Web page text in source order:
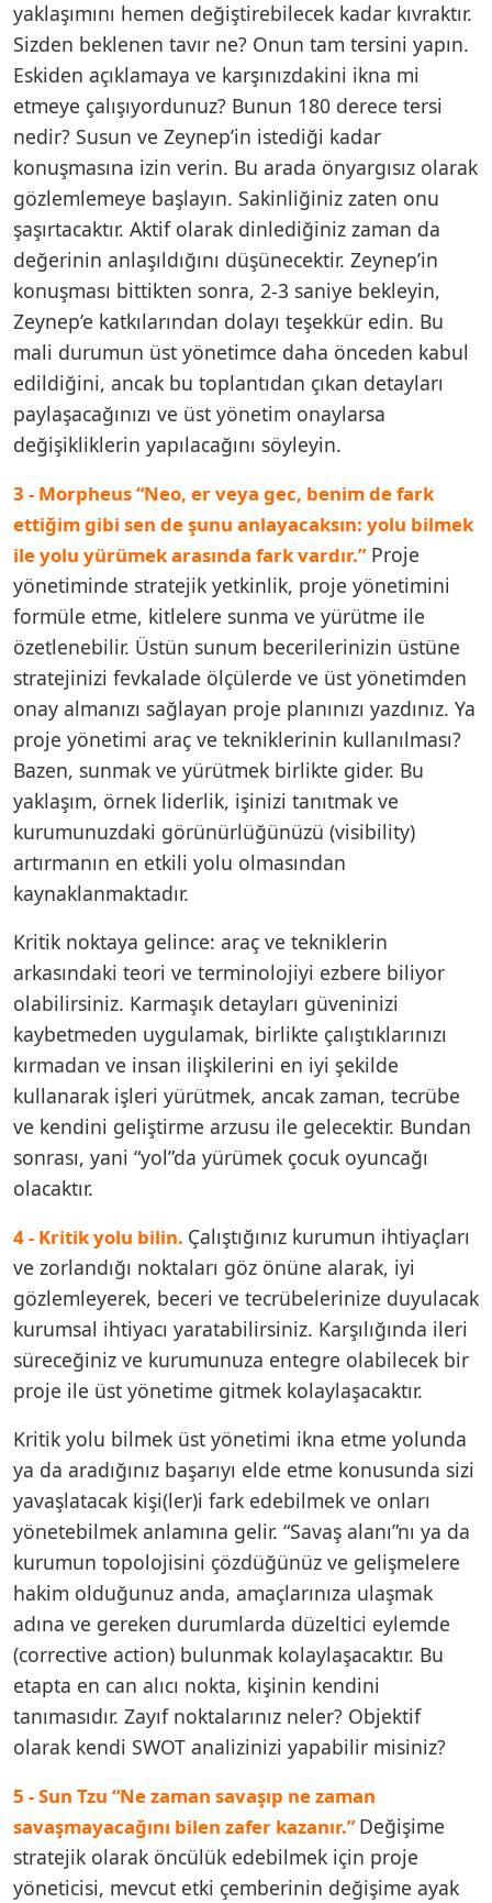
yaklaşımını hemen değiştirebilecek kadar kıvraktır.
Sizden beklenen tavır ne? Onun tam tersini yapın.
Eskiden açıklamaya ve karşınızdakini ikna mi
etmeye çalışıyordunuz? Bunun 180 derece tersi
nedir? Susun ve Zeynep’in istediği kadar
konuşmasına izin verin. Bu arada önyargısız olarak
gözlemlemeye başlayın. Sakinliğiniz zaten onu
şaşırtacaktır. Aktif olarak dinlediğiniz zaman da
değerinin anlaşıldığını düşünecektir. Zeynep’in
konuşması bittikten sonra, 2-3 saniye bekleyin,
Zeynep’e katkılarından dolayı teşekkür edin. Bu
mali durumun üst yönetimce daha önceden kabul
edildiğini, ancak bu toplantıdan çıkan detayları
paylaşacağınızı ve üst yönetim onaylarsa
değişikliklerin yapılacağını söyleyin.
3 - Morpheus “Neo, er veya gec, benim de fark
ettiğim gibi sen de şunu anlayacaksın: yolu bilmek
ile yolu yürümek arasında fark vardır.”Proje
yönetiminde stratejik yetkinlik, proje yönetimini
formüle etme, kitlelere sunma ve yürütme ile
özetlenebilir. Üstün sunum becerilerinizin üstüne
stratejinizi fevkalade ölçülerde ve üst yönetimden
onay almanızı sağlayan proje planınızı yazdınız. Ya
proje yönetimi araç ve tekniklerinin kullanılması?
Bazen, sunmak ve yürütmek birlikte gider. Bu
yaklaşım, örnek liderlik, işinizi tanıtmak ve
kurumunuzdaki görünürlüğünüzü (visibility)
artırmanın en etkili yolu olmasından
kaynaklanmaktadır.
Kritik noktaya gelince: araç ve tekniklerin
arkasındaki teori ve terminolojiyi ezbere biliyor
olabilirsiniz. Karmaşık detayları güveninizi
kaybetmeden uygulamak, birlikte çalıştıklarınızı
kırmadan ve insan ilişkilerini en iyi şekilde
kullanarak işleri yürütmek, ancak zaman, tecrübe
ve kendini geliştirme arzusu ile gelecektir. Bundan
sonrası, yani “yol”da yürümek çocuk oyuncağı
olacaktır.
4 - Kritik yolu bilin. Çalıştığınız kurumun ihtiyaçları
ve zorlandığı noktaları göz önüne alarak, iyi
gözlemleyerek, beceri ve tecrübelerinize duyulacak
kurumsal ihtiyacı yaratabilirsiniz. Karşılığında ileri
süreceğiniz ve kurumunuza entegre olabilecek bir
proje ile üst yönetime gitmek kolaylaşacaktır.
Kritik yolu bilmek üst yönetimi ikna etme yolunda
ya da aradığınız başarıyı elde etme konusunda sizi
yavaşlatacak kişi(ler)i fark edebilmek ve onları
yönetebilmek anlamına gelir. “Savaş alanı”nı ya da
kurumun topolojisini çözdüğünüz ve gelişmelere
hakim olduğunuz anda, amaçlarınıza ulaşmak
adına ve gereken durumlarda düzeltici eylemde
(corrective action) bulunmak kolaylaşacaktır. Bu
etapta en can alıcı nokta, kişinin kendini
tanımasıdır. Zayıf noktalarınız neler? Objektif
olarak kendi SWOT analizinizi yapabilir misiniz?
5 - Sun Tzu “Ne zaman savaşıp ne zaman
savaşmayacağını bilen zafer kazanır.”Değişime
stratejik olarak öncülük edebilmek için proje
yöneticisi, mevcut etki çemberinin değişime ayak